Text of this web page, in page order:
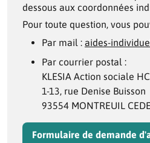
dessous aux coordonnées
Pour toute question, vous
Par mail : aides-
Par courrier postal :
KLESIA Action sociale
1-13, rue Denise Buisson
93554 MONTREUIL
Formulaire de demande